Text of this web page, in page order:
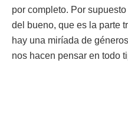
por completo. Por
del bueno, que es la parte
hay una miríada de
nos hacen pensar en todo